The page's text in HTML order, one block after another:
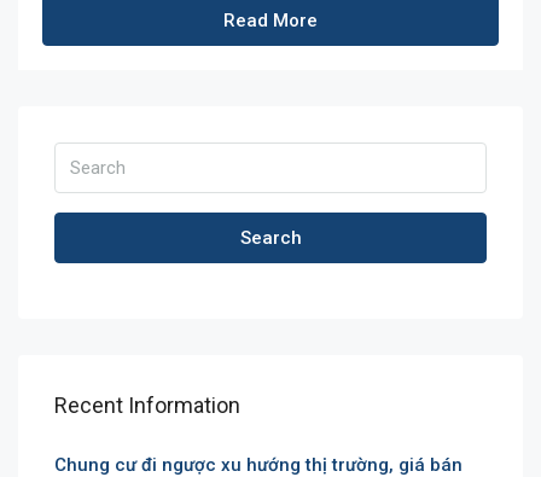
Read More
Search
Recent Information
Chung cư đi ngược xu hướng thị trường, giá bán